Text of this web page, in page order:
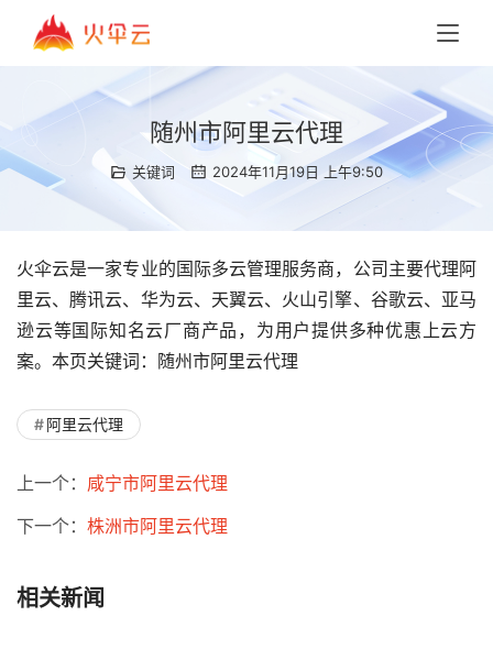
随州市阿里云代理
关键词 2024年11月19日 上午9:50
火伞云是一家专业的国际多云管理服务商，公司主要代理阿
里云、腾讯云、华为云、天翼云、火山引擎、谷歌云、亚马
逊云等国际知名云厂商产品，为用户提供多种优惠上云方
案。本页关键词：随州市阿里云代理
阿里云代理
上一个： 咸宁市阿里云代理
下一个： 株洲市阿里云代理
相关新闻